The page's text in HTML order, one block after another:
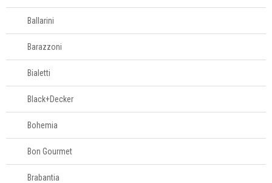
Cestos
organizadores
Escovas
Espanadores
Lixeiras
Ballarini
Barazzoni
Bialetti
Black+Decker
Bohemia
Bon Gourmet
Brabantia